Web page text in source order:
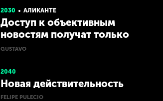
2030 АЛИКАНТЕ
Доступ к объективным
новостям получат только
богатые
GUSTAVO
2040
Новая действительность
FELIPE PULECIO